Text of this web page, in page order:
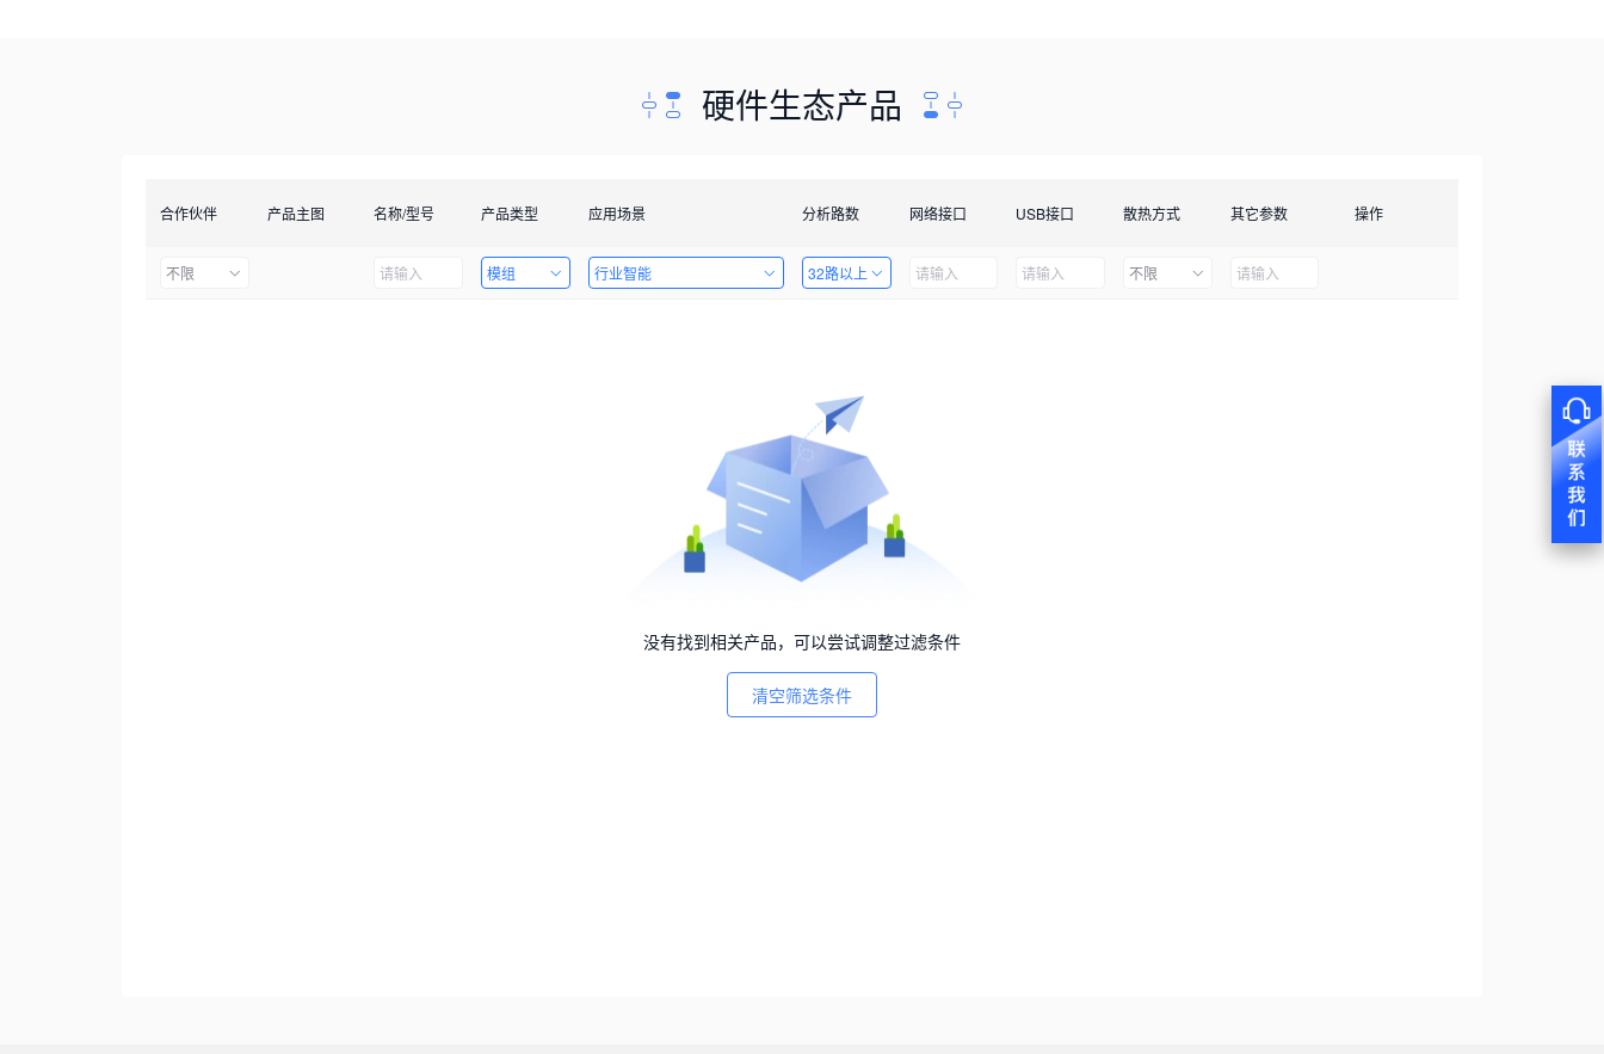
硬件生态产品
合作伙伴 产品主图 名称/型号 产品类型 应用场景 分析路数 网络接口 USB接口 散热方式 其它参数 操作
不限 模组 行业智能 32路以上 不限
没有找到相关产品，可以尝试调整过滤条件
清空筛选条件